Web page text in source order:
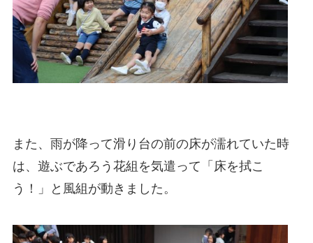
また、雨が降って滑り台の前の床が濡れていた時
は、遊ぶであろう花組を気遣って「床を拭こ
う！」と風組が動きました。